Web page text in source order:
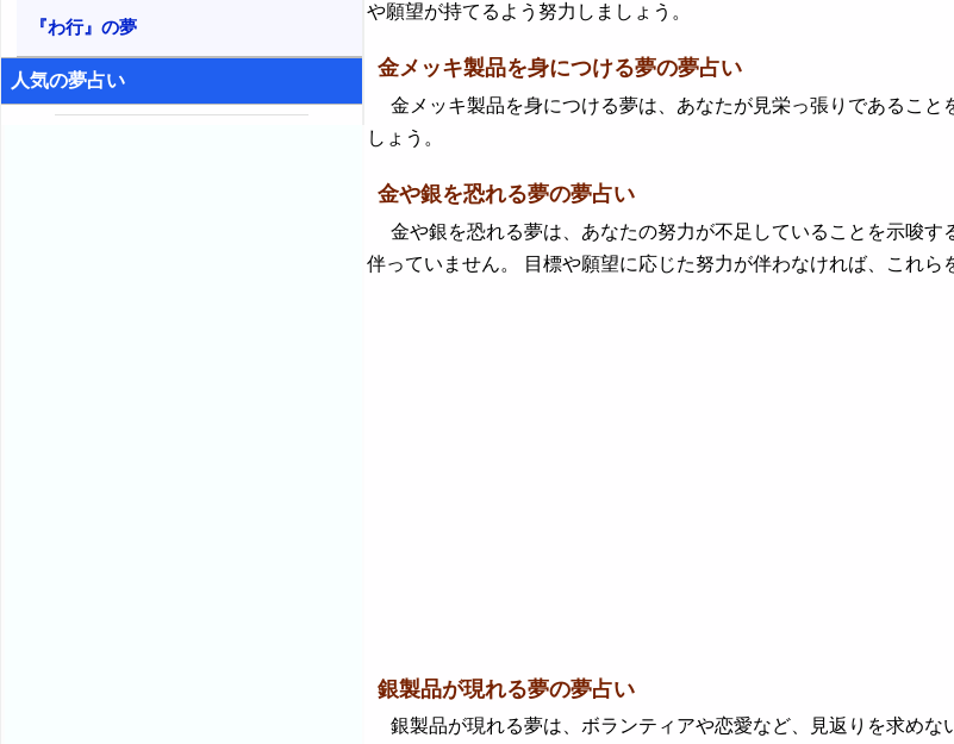
『わ行』の夢
人気の夢占い
や願望が持てるよう努力しましょう。
金メッキ製品を身につける夢の夢占い
金メッキ製品を身につける夢は、あなたが見栄っ張りであること
しょう。
金や銀を恐れる夢の夢占い
金や銀を恐れる夢は、あなたの努力が不足していることを示唆す
伴っていません。 目標や願望に応じた努力が伴わなければ、これら
銀製品が現れる夢の夢占い
銀製品が現れる夢は、ボランティアや恋愛など、見返りを求めな